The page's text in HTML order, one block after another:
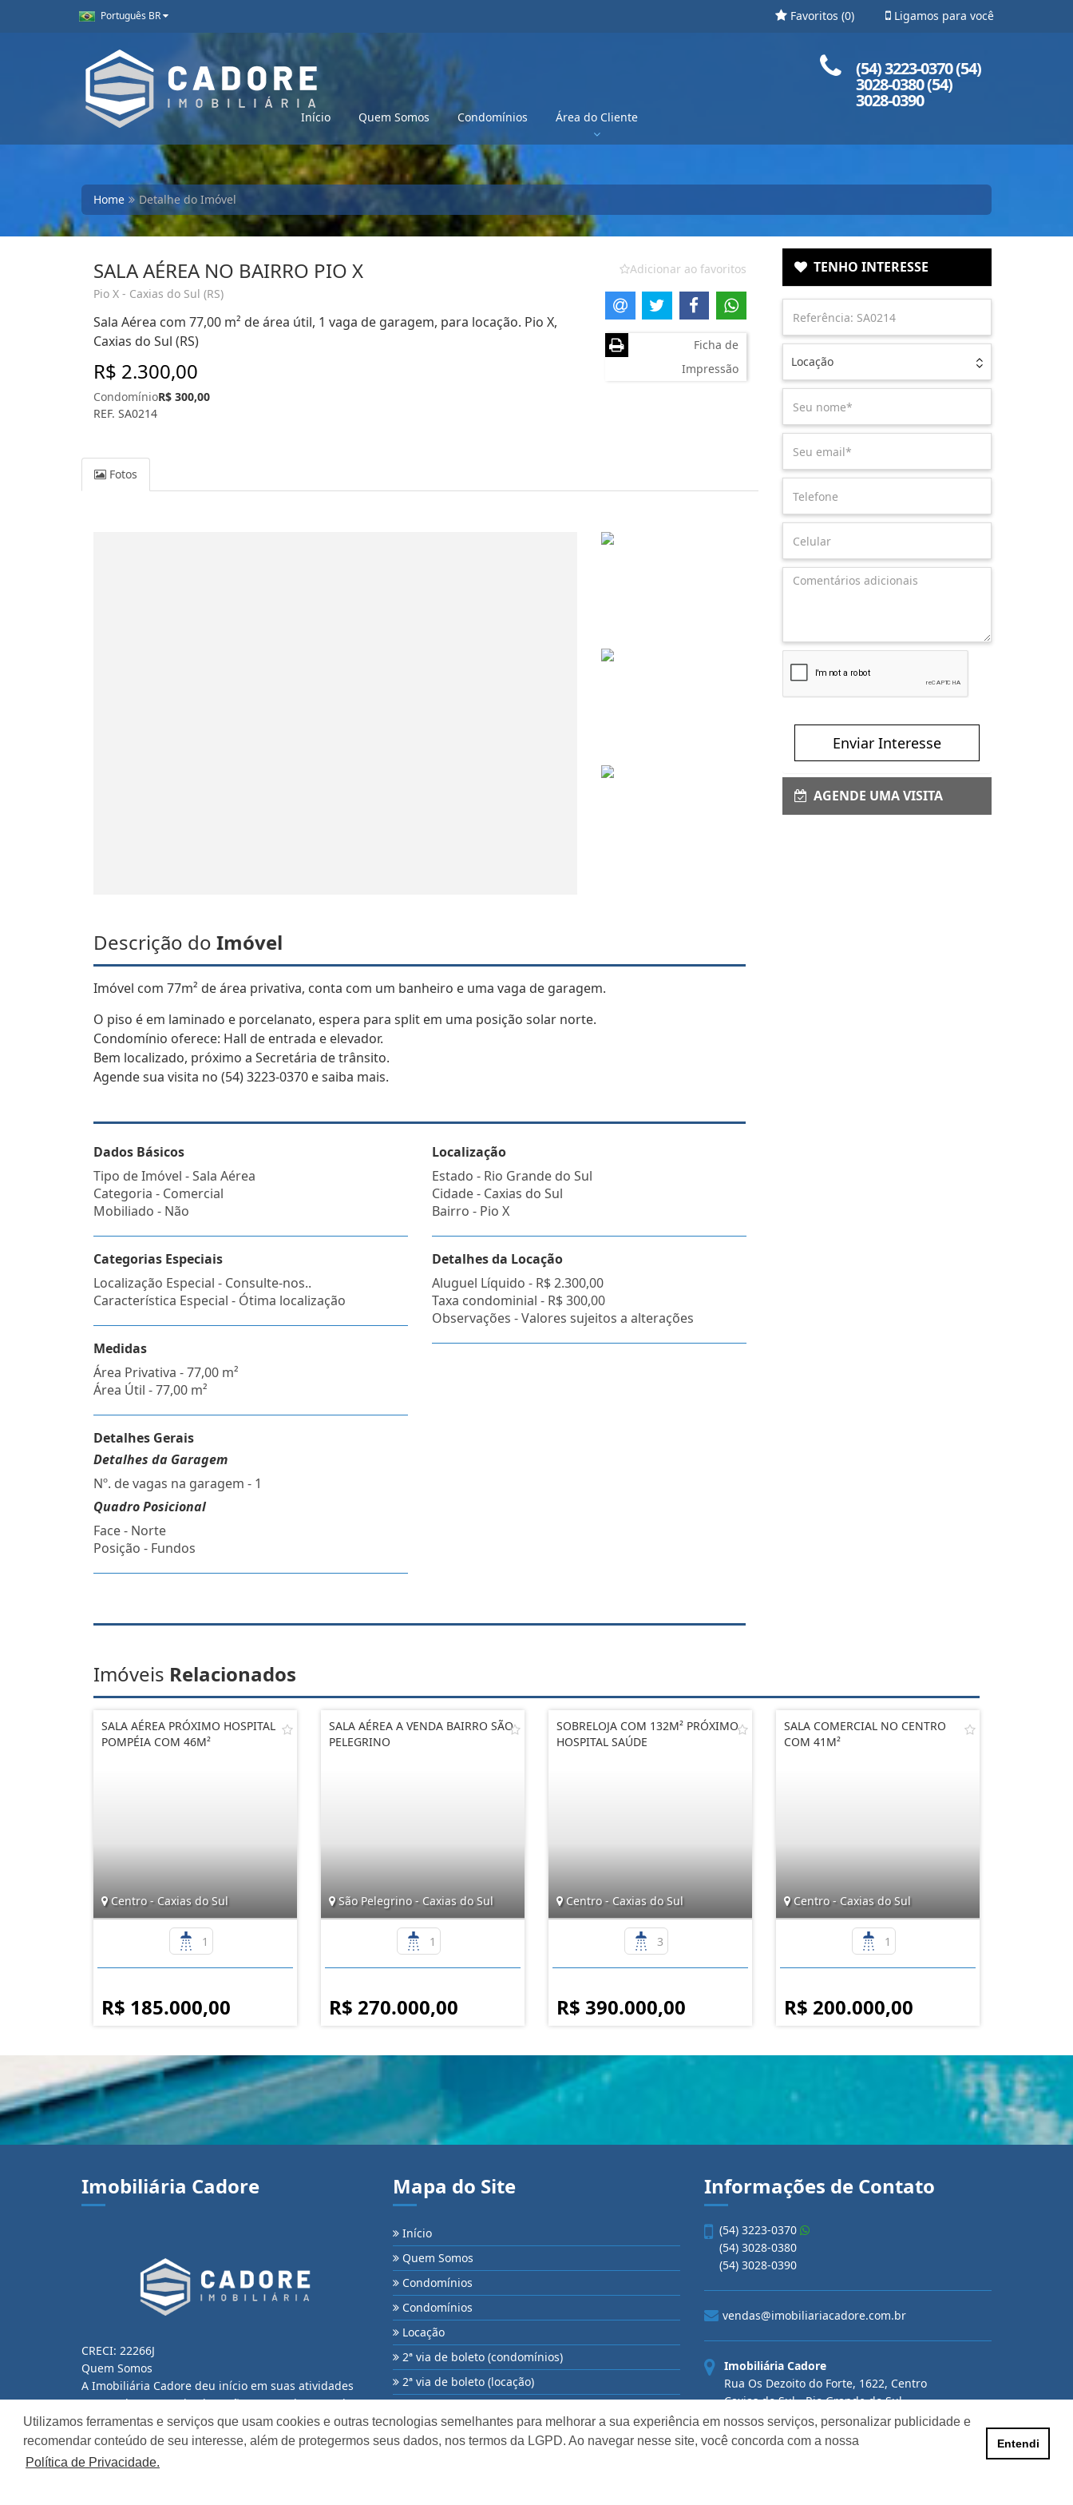
Utilizamos ferramentas e serviços que usam cookies e outras tecnologias semelhantes para melhorar a sua experiência em nossos serviços, personalizar publicidade e
recomendar conteúdo de seu interesse, além de protegermos seus dados, nos termos da LGPD. Ao navegar nesse site, você concorda com a nossa
Política de Privacidade.
Entendi
Português BR Ligamos para você
Favoritos (0)
Início Quem Somos Condomínios Área do Cliente
(54) 3223-0370 (54)
3028-0380 (54)
3028-0390
Home Detalhe do Imóvel
SALA AÉREA NO BAIRRO PIO X
Pio X - Caxias do Sul (RS)
Sala Aérea com 77,00 m² de área útil, 1 vaga de garagem, para locação. Pio X,
Caxias do Sul (RS)
R$ 2.300,00
CondomínioR$ 300,00
REF. SA0214
Adicionar ao favoritos
Ficha de
Impressão
Fotos
Descrição do Imóvel
Imóvel com 77m² de área privativa, conta com um banheiro e uma vaga de garagem.
O piso é em laminado e porcelanato, espera para split em uma posição solar norte.
Condomínio oferece: Hall de entrada e elevador.
Bem localizado, próximo a Secretária de trânsito.
Agende sua visita no (54) 3223-0370 e saiba mais.
Dados Básicos
Tipo de Imóvel - Sala Aérea
Categoria - Comercial
Mobiliado - Não
Categorias Especiais
Localização Especial - Consulte-nos..
Característica Especial - Ótima localização
Medidas
Área Privativa - 77,00 m²
Área Útil - 77,00 m²
Detalhes Gerais
Detalhes da Garagem
Nº. de vagas na garagem - 1
Quadro Posicional
Face - Norte
Posição - Fundos
Localização
Estado - Rio Grande do Sul
Cidade - Caxias do Sul
Bairro - Pio X
Detalhes da Locação
Aluguel Líquido - R$ 2.300,00
Taxa condominial - R$ 300,00
Observações - Valores sujeitos a alterações
TENHO INTERESSE
Locação
Enviar Interesse
AGENDE UMA VISITA
Imóveis Relacionados
SALA AÉREA PRÓXIMO HOSPITAL
POMPÉIA COM 46M²
Centro - Caxias do Sul
1
R$ 185.000,00
SALA AÉREA A VENDA BAIRRO SÃO
PELEGRINO
São Pelegrino - Caxias do Sul
1
R$ 270.000,00
SOBRELOJA COM 132M² PRÓXIMO
HOSPITAL SAÚDE
Centro - Caxias do Sul
3
R$ 390.000,00
SALA COMERCIAL NO CENTRO
COM 41M²
Centro - Caxias do Sul
1
R$ 200.000,00
Imobiliária Cadore
CRECI: 22266J
Quem Somos
A Imobiliária Cadore deu início em suas atividades
no ano de 2000 e, desde então vem se destacando
pelo seu profissionalismo, marcado pelo bom
atendimento e satisfação de seus clientes,
decorrente da...
Continue lendo...
Mapa do Site
Início
Quem Somos
Condomínios
Condomínios
Locação
2ª via de boleto (condomínios)
2ª via de boleto (locação)
Informações de Contato
(54) 3223-0370
(54) 3028-0380
(54) 3028-0390
vendas@imobiliariacadore.com.br
Imobiliária Cadore
Rua Os Dezoito do Forte, 1622, Centro
Caxias do Sul - Rio Grande do Sul